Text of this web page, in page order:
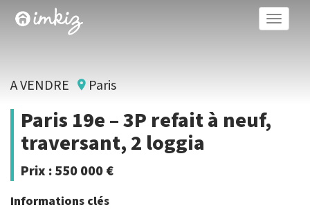
Toggle
A VENDRE Paris
Paris 19e – 3P refait à neuf,
traversant, 2 loggia
Prix :550 000 €
Informations clés